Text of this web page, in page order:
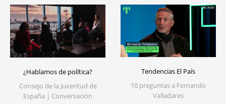
¿Hablamos de política?
Consejo de la Juventud de
España | Conversación
Tendencias El País
10 preguntas a Fernando
Valladares